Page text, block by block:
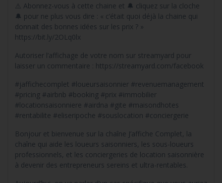
⚠️ Abonnez-vous à cette chaine et 🔔 cliquez sur la cloche
🔔 pour ne plus vous dire : « c’était quoi déjà la chaine qui
donnait des bonnes idées sur les prix ? »
https://bit.ly/2OLq0lx
Autoriser l’affichage de votre nom sur streamyard pour
laisser un commentaire : https://streamyard.com/facebook
#jaffichecomplet #loueursaisonnier #revenuemanagement
#pricing #airbnb #booking #prix #immobilier
#locationsaisonniere #airdna #gite #maisondhotes
#rentabilite #eliseripoche #souslocation #conciergerie
Bonjour et bienvenue sur la chaîne J’affiche Complet, la
chaîne qui aide les loueurs saisonniers, les sous-loueurs
professionnels, et les conciergeries de location saisonnière
à devenir des entrepreneurs sereins et ultra-rentables.